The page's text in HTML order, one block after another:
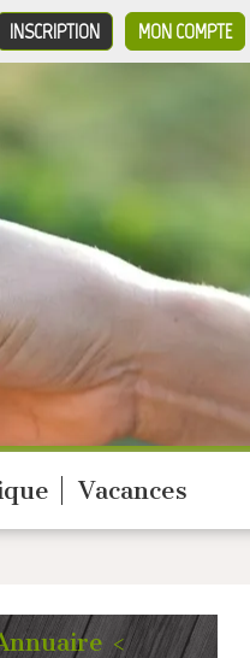
MON COMPTE
INSCRIPTION
Vacances
<